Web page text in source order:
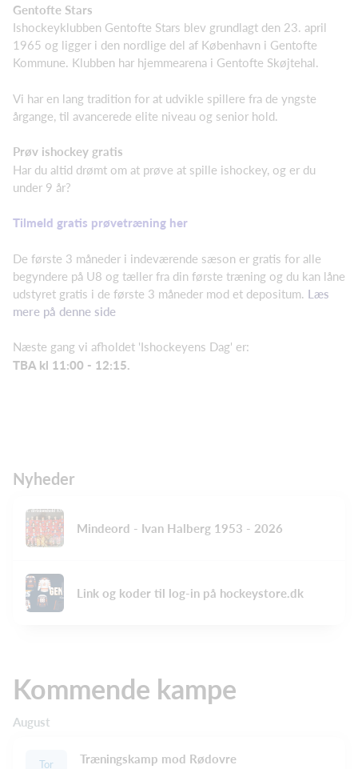
Gentofte Stars
Ishockeyklubben Gentofte Stars blev grundlagt den 23. april
1965 og ligger i den nordlige del af København i Gentofte
Kommune. Klubben har hjemmearena i Gentofte Skøjtehal.
Vi har en lang tradition for at udvikle spillere fra de yngste
årgange, til avancerede elite niveau og senior hold.
Prøv ishockey gratis
Har du altid drømt om at prøve at spille ishockey, og er du
under 9 år?
Tilmeld gratis prøvetræning her
De første 3 måneder i indeværende sæson er gratis for alle
begyndere på U8 og tæller fra din første træning og du kan låne
udstyret gratis i de første 3 måneder mod et depositum. Læs
mere på denne side
Næste gang vi afholdet 'Ishockeyens Dag' er:
TBA kl 11:00 - 12:15.
Nyheder
Mindeord - Ivan Halberg 1953 - 2026
Link og koder til log-in på hockeystore.dk
Kommende kampe
August
Tor Træningskamp mod Rødovre